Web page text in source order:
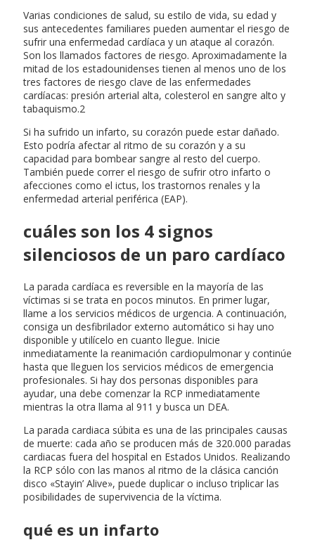
Varias condiciones de salud, su estilo de vida, su edad y
sus antecedentes familiares pueden aumentar el riesgo de
sufrir una enfermedad cardíaca y un ataque al corazón.
Son los llamados factores de riesgo. Aproximadamente la
mitad de los estadounidenses tienen al menos uno de los
tres factores de riesgo clave de las enfermedades
cardíacas: presión arterial alta, colesterol en sangre alto y
tabaquismo.2
Si ha sufrido un infarto, su corazón puede estar dañado.
Esto podría afectar al ritmo de su corazón y a su
capacidad para bombear sangre al resto del cuerpo.
También puede correr el riesgo de sufrir otro infarto o
afecciones como el ictus, los trastornos renales y la
enfermedad arterial periférica (EAP).
cuáles son los 4 signos
silenciosos de un paro cardíaco
La parada cardíaca es reversible en la mayoría de las
víctimas si se trata en pocos minutos. En primer lugar,
llame a los servicios médicos de urgencia. A continuación,
consiga un desfibrilador externo automático si hay uno
disponible y utilícelo en cuanto llegue. Inicie
inmediatamente la reanimación cardiopulmonar y continúe
hasta que lleguen los servicios médicos de emergencia
profesionales. Si hay dos personas disponibles para
ayudar, una debe comenzar la RCP inmediatamente
mientras la otra llama al 911 y busca un DEA.
La parada cardiaca súbita es una de las principales causas
de muerte: cada año se producen más de 320.000 paradas
cardiacas fuera del hospital en Estados Unidos. Realizando
la RCP sólo con las manos al ritmo de la clásica canción
disco «Stayin’ Alive», puede duplicar o incluso triplicar las
posibilidades de supervivencia de la víctima.
qué es un infarto